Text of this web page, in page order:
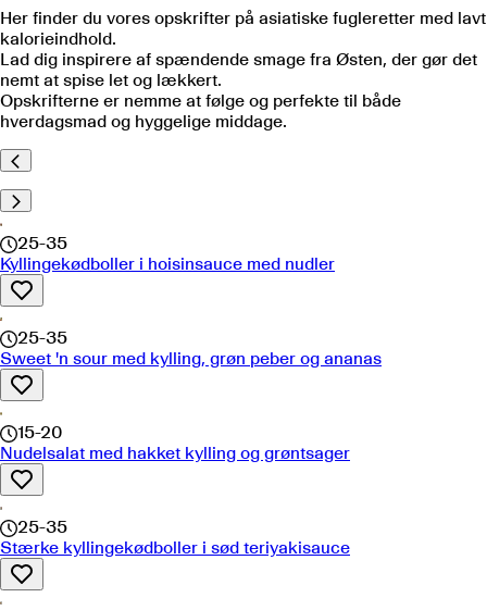
Her finder du vores opskrifter på asiatiske fugleretter med lavt
kalorieindhold.
Lad dig inspirere af spændende smage fra Østen, der gør det
nemt at spise let og lækkert.
Opskrifterne er nemme at følge og perfekte til både
hverdagsmad og hyggelige middage.
25-35
Kyllingekødboller i hoisinsauce med nudler
25-35
Sweet 'n sour med kylling, grøn peber og ananas
15-20
Nudelsalat med hakket kylling og grøntsager
25-35
Stærke kyllingekødboller i sød teriyakisauce